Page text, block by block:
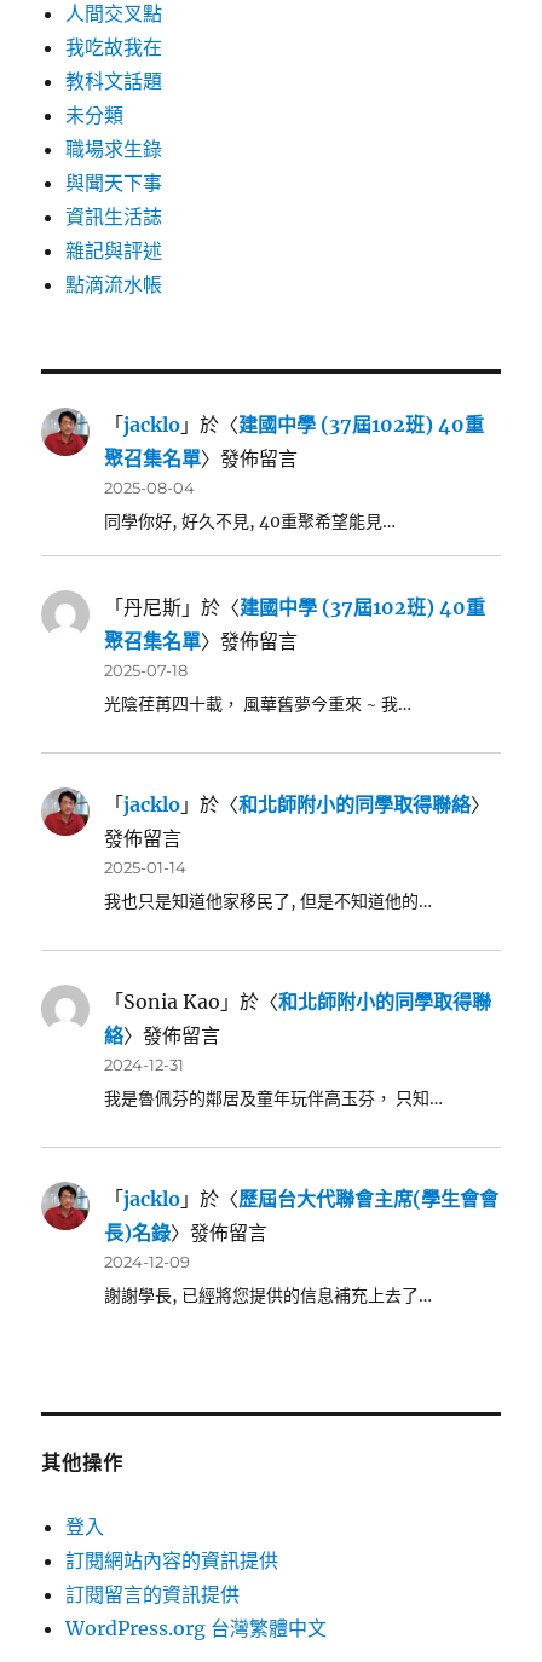
人間交叉點
我吃故我在
教科文話題
未分類
職場求生錄
與聞天下事
資訊生活誌
雜記與評述
點滴流水帳
「jacklo 」於〈建國中學 (37屆102班) 40重
聚召集名單〉發佈留言
2025-08-04
同學你好, 好久不見, 40重聚希望能見…
「丹尼斯 」於〈建國中學 (37屆102班) 40重
聚召集名單〉發佈留言
2025-07-18
光陰荏苒四十載， 風華舊夢今重來 ~ 我…
「jacklo 」於〈和北師附小的同學取得聯絡〉
發佈留言
2025-01-14
我也只是知道他家移民了, 但是不知道他的…
「Sonia Kao 」於〈和北師附小的同學取得聯
絡〉發佈留言
2024-12-31
我是魯佩芬的鄰居及童年玩伴高玉芬， 只知…
「jacklo 」於〈歷屆台大代聯會主席(學生會會
長)名錄〉發佈留言
2024-12-09
謝謝學長, 已經將您提供的信息補充上去了…
其他操作
登入
訂閱網站內容的資訊提供
訂閱留言的資訊提供
WordPress.org 台灣繁體中文